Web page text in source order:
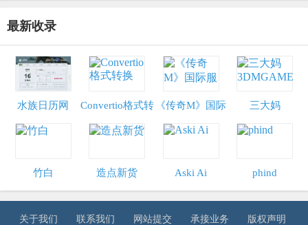
最新收录
水族日历网 Convertio格式转
换
《传奇M》国际
服
三大妈
3DMGAME
竹白 造点新货 Aski Ai phind
关于我们 联系我们 网站提交 承接业务 版权声明